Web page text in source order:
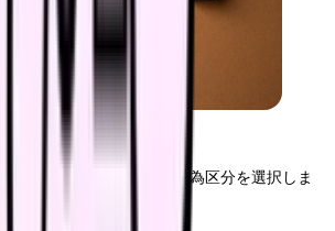
は、まず希望する特定行為区分を選択しま